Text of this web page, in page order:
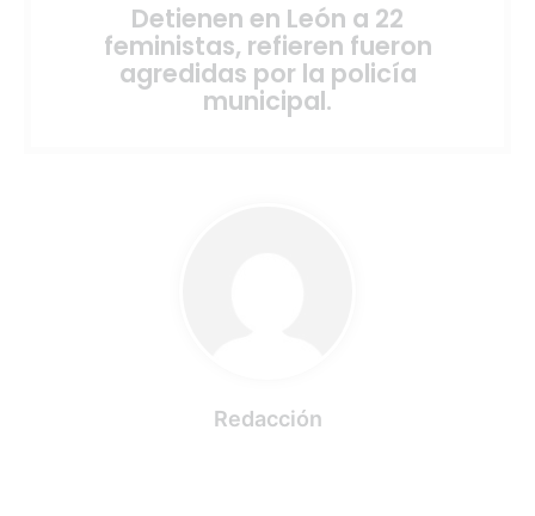
Detienen en León a 22
feministas, refieren fueron
agredidas por la policía
municipal.
Redacción